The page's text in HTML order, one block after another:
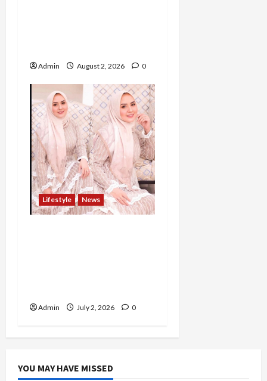
Admin August 2, 2026 0
Lifestyle News
Admin July 2, 2026 0
YOU MAY HAVE MISSED